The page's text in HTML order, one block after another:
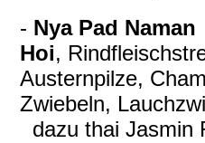
- Nya Pad Naman
Hoi,
Austernpilze,
Zwiebeln,
dazu thai Jasmin